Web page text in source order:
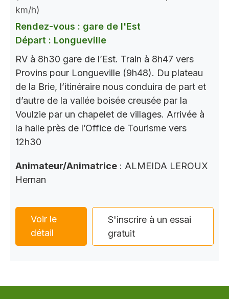
km/h)
Rendez-vous : gare de l'Est
Départ : Longueville
RV à 8h30 gare de l’Est. Train à 8h47 vers
Provins pour Longueville (9h48). Du plateau
de la Brie, l’itinéraire nous conduira de part et
d’autre de la vallée boisée creusée par la
Voulzie par un chapelet de villages. Arrivée à
la halle près de l’Office de Tourisme vers
12h30
Animateur/Animatrice : ALMEIDA LEROUX
Hernan
Voir le
détail
S'inscrire à un essai
gratuit